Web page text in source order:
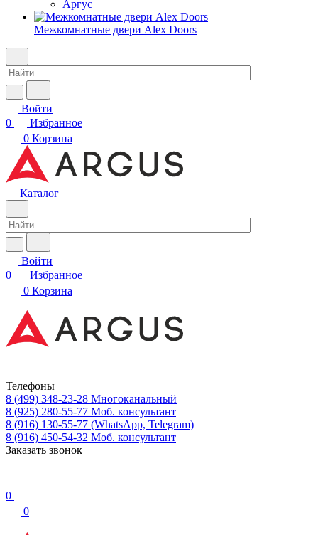
Аргус
Межкомнатные двери Alex Doors
Войти
0
Избранное
0 Корзина
Каталог
Войти
0
Избранное
0 Корзина
Телефоны
8 (499) 348-23-28 Многоканальный
8 (925) 280-55-77 Моб. консультант
8 (916) 130-55-77 (WhatsApp, Telegram)
8 (916) 450-54-32 Моб. консультант
Заказать звонок
0
0